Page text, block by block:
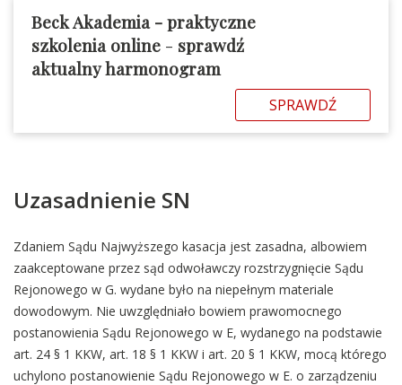
Beck Akademia - praktyczne
szkolenia online - sprawdź
aktualny harmonogram
SPRAWDŹ
Uzasadnienie SN
Zdaniem Sądu Najwyższego kasacja jest zasadna, albowiem
zaakceptowane przez sąd odwoławczy rozstrzygnięcie Sądu
Rejonowego w G. wydane było na niepełnym materiale
dowodowym. Nie uwzględniało bowiem prawomocnego
postanowienia Sądu Rejonowego w E, wydanego na podstawie
art. 24 § 1 KKW, art. 18 § 1 KKW i art. 20 § 1 KKW, mocą którego
uchylono postanowienie Sądu Rejonowego w E. o zarządzeniu